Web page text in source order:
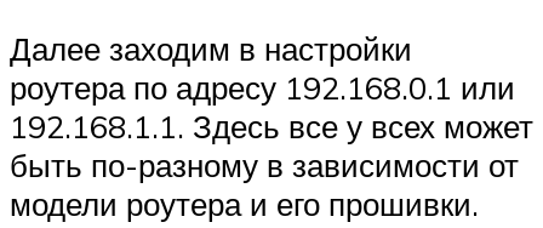
Далее заходим в настройки
роутера по адресу 192.168.0.1 или
192.168.1.1. Здесь все у всех может
быть по-разному в зависимости от
модели роутера и его прошивки.